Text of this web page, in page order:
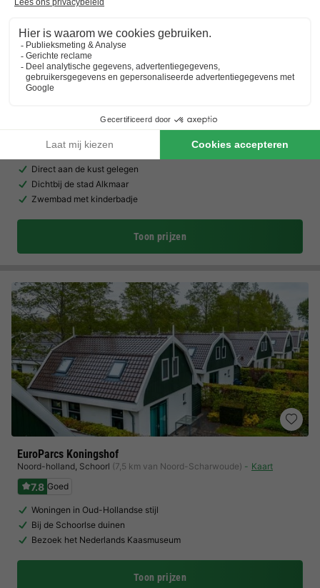
(15,3 km van Noord-Scharwoude)
Zeer goed
Direct aan de kust gelegen
Dichtbij de stad Alkmaar
Zwembad met kinderbadje
Toon prijzen
EuroParcs Koningshof
Noord-holland, Schoorl (7,5 km van Noord-Scharwoude) Kaart
7.8 Goed
Woningen in Oud-Hollandse stijl
Bij de Schoorlse duinen
Bezoek het Nederlands Kaasmuseum
Toon prijzen